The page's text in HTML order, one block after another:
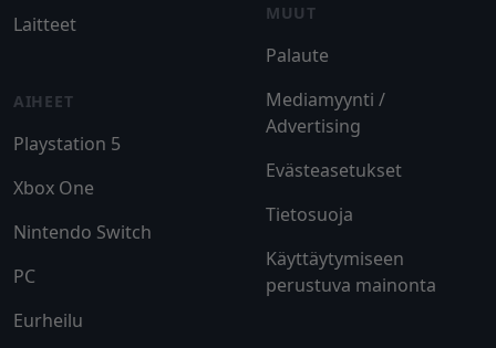
Laitteet
AIHEET
Playstation 5
Xbox One
Nintendo Switch
PC
Eurheilu
MUUT
Palaute
Mediamyynti /
Advertising
Evästeasetukset
Tietosuoja
Käyttäytymiseen
perustuva mainonta